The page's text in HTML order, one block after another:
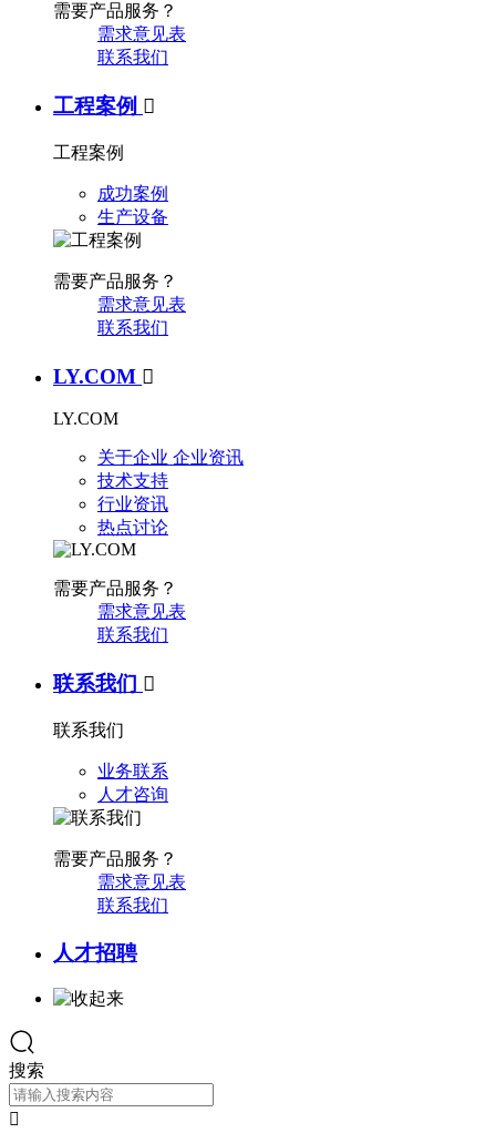
需要产品服务？
需求意见表
联系我们
工程案例 
工程案例
成功案例
生产设备
需要产品服务？
需求意见表
联系我们
LY.COM 
LY.COM
关于企业 企业资讯
技术支持
行业资讯
热点讨论
需要产品服务？
需求意见表
联系我们
联系我们 
联系我们
业务联系
人才咨询
需要产品服务？
需求意见表
联系我们
人才招聘
搜索
